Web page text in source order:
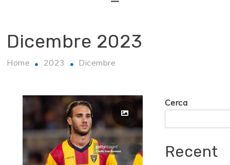
Dicembre 2023
Home 2023 Dicembre
Cerca
Recent